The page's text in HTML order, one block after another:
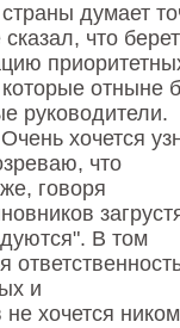
думает
что
отныне
руководители.
хочется
что
говоря
В том
и
хочется